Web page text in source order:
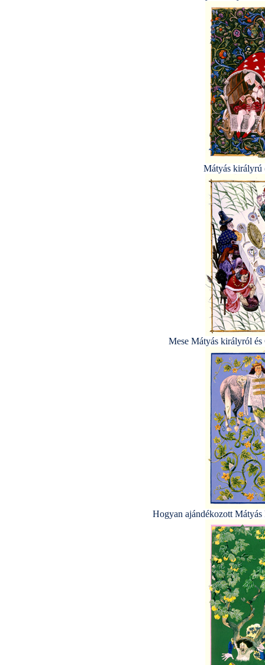
Mátyás
Mese Mátyás királyról
Hogyan ajándékozott